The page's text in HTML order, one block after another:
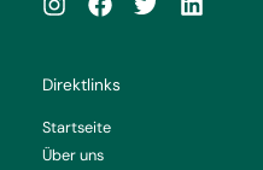
Direktlinks
Startseite
Über uns